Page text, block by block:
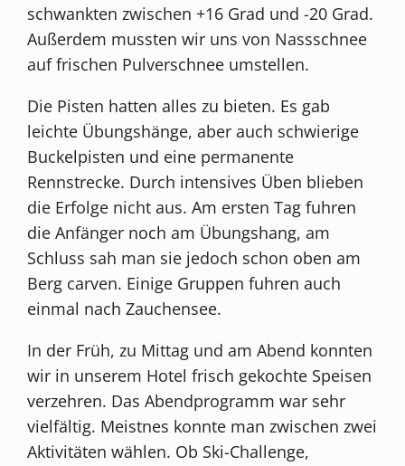
schwankten zwischen +16 Grad und -20 Grad.
Außerdem mussten wir uns von Nassschnee
auf frischen Pulverschnee umstellen.
Die Pisten hatten alles zu bieten. Es gab
leichte Übungshänge, aber auch schwierige
Buckelpisten und eine permanente
Rennstrecke. Durch intensives Üben blieben
die Erfolge nicht aus. Am ersten Tag fuhren
die Anfänger noch am Übungshang, am
Schluss sah man sie jedoch schon oben am
Berg carven. Einige Gruppen fuhren auch
einmal nach Zauchensee.
In der Früh, zu Mittag und am Abend konnten
wir in unserem Hotel frisch gekochte Speisen
verzehren. Das Abendprogramm war sehr
vielfältig. Meistnes konnte man zwischen zwei
Aktivitäten wählen. Ob Ski-Challenge,